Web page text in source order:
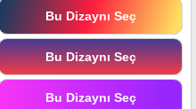
Bu Dizaynı Seç
Bu Dizaynı Seç
Bu Dizaynı Seç